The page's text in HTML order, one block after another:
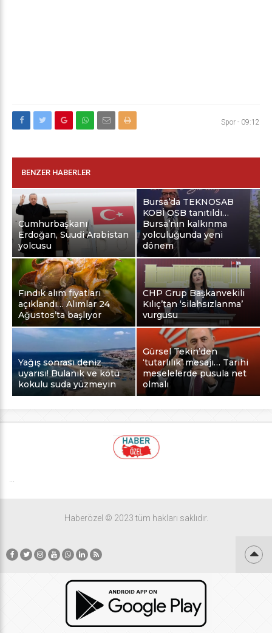
Spor - 09:12
BENZER HABERLER
Cumhurbaşkanı
Erdoğan, Suudi Arabistan
yolcusu
Bursa’da TEKNOSAB
KOBİ OSB tanıtıldı…
Bursa’nın kalkınma
yolculuğunda yeni
dönem
Fındık alım fiyatları
açıklandı… Alımlar 24
Ağustos’ta başlıyor
CHP Grup Başkanvekili
Kılıç’tan ‘silahsızlanma’
vurgusu
Yağış sonrası deniz
uyarısı! Bulanık ve kötü
kokulu suda yüzmeyin
Gürsel Tekin’den
‘tutarlılık’ mesajı… Tarihi
meselelerde pusula net
olmalı
Haberözel © 2023 tüm hakları saklıdır.